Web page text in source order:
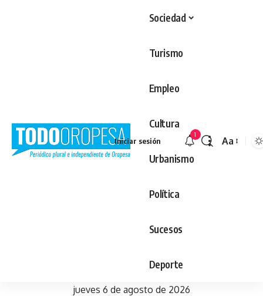
Sociedad
Turismo
Empleo
Cultura
Urbanismo
Política
Sucesos
Deporte
Iniciar sesión
1
Aa
jueves 6 de agosto de 2026